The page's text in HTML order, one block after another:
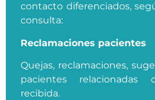
contacto diferenciados,
consulta:
Reclamaciones pacientes
Quejas, reclamaciones,
pacientes
recibida.